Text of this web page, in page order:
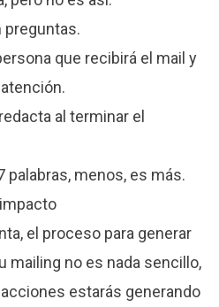
preguntas.
que recibirá el mail y
al terminar el
palabras, menos, es más.
el proceso para generar
mailing no es nada sencillo,
estarás generando